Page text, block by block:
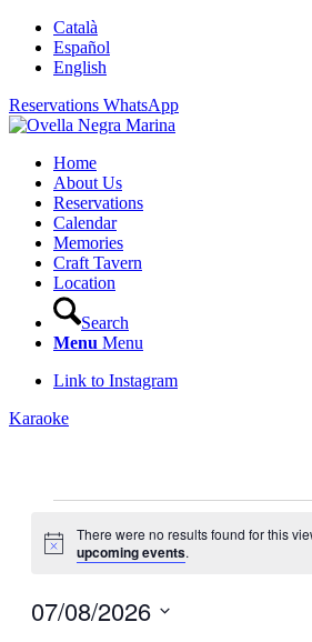
Català
Español
English
Reservations WhatsApp
Home
About Us
Reservations
Calendar
Memories
Craft Tavern
Location
Search
Menu Menu
Link to Instagram
Karaoke
Notice
There were no results found for this
upcoming events.
07/08/2026